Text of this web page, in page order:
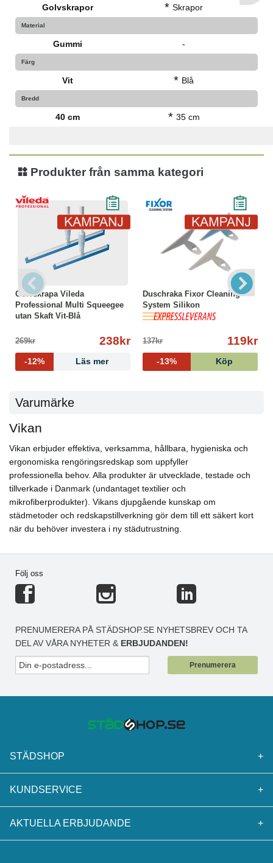
Golvskrapor * Skrapor
Material
Gummi -
Färg
Vit * Blå
Bredd
40 cm * 35 cm
Produkter från samma kategori
Golvskrapa Vileda
Professional Multi Squeegee
utan Skaft Vit-Blå
269kr 238kr
-12% Läs mer
Duschraka Fixor Cleaning
System Silikon
137kr 119kr
-13% Köp
Varumärke
Vikan
Vikan erbjuder effektiva, verksamma, hållbara, hygieniska och
ergonomiska rengöringsredskap som uppfyller
professionella behov. Alla produkter är utvecklade, testade och
tillverkade i Danmark (undantaget textilier och
mikrofiberprodukter). Vikans djupgående kunskap om
städmetoder och redskapstillverkning gör dem till ett säkert kort
när du behöver investera i ny städutrustning.
Följ oss
PRENUMERERA PÅ STÄDSHOP.SE NYHETSBREV OCH TA
DEL AV VÅRA NYHETER & ERBJUDANDEN!
Prenumerera
STÄDSHOP +
KUNDSERVICE +
AKTUELLA ERBJUDANDE +